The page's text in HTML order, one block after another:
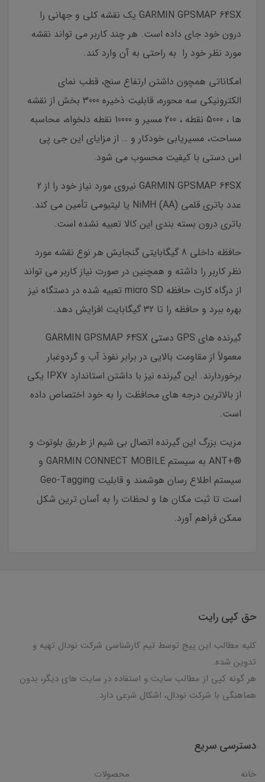
GARMIN GPSMAP 64SX یک نقشه کلی و جهانی را
درون خود جای داده است. هر چند کاربر می تواند نقشه
مورد نظر خود را به راحتی به آن وارد کند.
امکاناتی همچون داشتن ارتفاع سنج، قطب نمای
الکترونیکی سه محوره، قابلیت ذخیره 3000 بخش از نقشه
ها ، 5000 نقطه ، 200 مسیر و 10000 نقطه دلخواه، محاسبه
مساحت، مسیریابی خودکار و … از مزایای این جی پی
اس دستی با کیفیت محسوب می شود.
GARMIN GPSMAP 64SX نیروی مورد نیاز خود را از 2
عدد باتری قلمی (AA) NiMH یا لیتیومی تأمین می کند.
باتری درون بسته بندی این کالا تعبیه نشده است.
حافظه داخلی 8 گیگابایتی گنجایش هر نوع نقشه مورد
نظر کاربر را داشته و همچنین در صورت نیاز کاربر می تواند
از درگاه کارت حافظه micro SD تعبیه شده در دستگاه نیز
بهره ببرد و حافظه را تا 32 گیگابایت افزایش دهد.
گیرنده های GPS دستی GARMIN GPSMAP 64SX
معمولاً از مقاومت بالایی در برابر نفوذ آب و گردوغبار
برخوردارند. این گیرنده نیز با داشتن استاندارد IPX7 یکی
از بالاترین درجه های محافظت را به خود اختصاص داده
است.
مزیت بزرگ این گیرنده اتصال بی شیم از طریق بلوتوث و
®+ANT به سیستم GARMIN CONNECT MOBILE و
سیستم اطلاع رسان هوشمند و قابلیت Geo-Tagging
است تا ثبت مکان ها و لحظات را به آسان ترین شکل
ممکن فراهم آورد.
حق کپی رایت
کلیه مطالب این پیج توسط تیم کارشناسی شرکت نودال تهیه و
تدوین شده.
هر گونه کپی از مطالب سایت و استفاده در سایت های دیگر، بدون
هماهنگی با شرکت نودال، اشکال شرعی دارد.
دسترسی سریع
خانه محصولات